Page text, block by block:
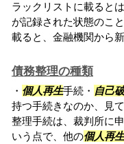
ラックリストに載ると
が記録された状態のこ
載ると、金融機関から
債務整理の種類
・ 個人再生手続・ 自己
持つ手続きなのか、見
整理手続は、裁判所に
いう点で、他の個人再生